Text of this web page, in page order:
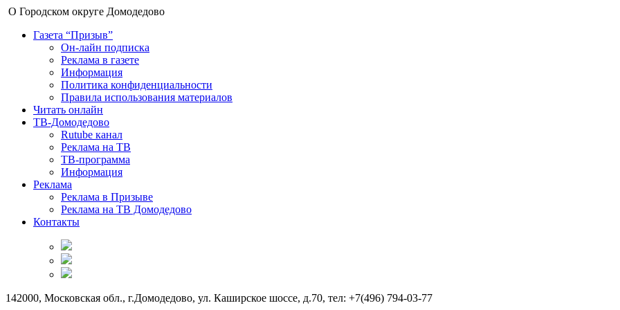
О Городском округе Домодедово
Газета “Призыв”
Он-лайн подписка
Реклама в газете
Информация
Политика конфиденциальности
Правила использования материалов
Читать онлайн
ТВ-Домодедово
Rutube канал
Реклама на ТВ
ТВ-программа
Информация
Реклама
Реклама в Призыве
Реклама на ТВ Домодедово
Контакты
142000, Московская обл., г.Домодедово, ул. Каширское шоссе, д.70, тел: +7(496) 794-03-77